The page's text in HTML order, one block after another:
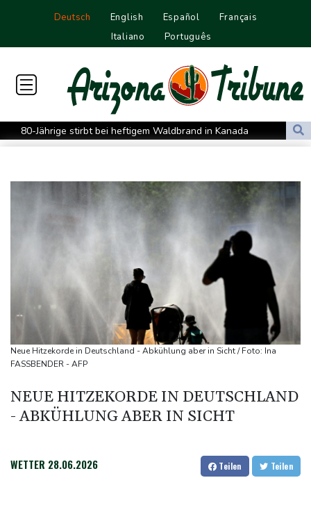
Deutsch English Español
Français
Italiano
Português
80-Jährige stirbt bei heftigem Waldbrand in Kanada
Westeuropa erlebt heißesten Juni und Juli seit Beginn der
Datenbank: 2025 starben weltweit 350 humanitäre Helfer - 186
davon im Gazastreifen
Trump verzichtet offenbar vorerst auf Angriffe auf Iran: "Halten
Trauer um Jorge Messi: Fußballstar Lionel Messi nimmt Abschied
von seinem Vater
Nowitzki trauert um ersten NBA-Coach Nelson: "RIP, Legende"
Neuer Waldbrand in Südfrankreich: Mehr als 200
Feuerwehrleute im Einsatz
Umfrage: Mehrheit der Deutschen gegen Abschaffung der
Klingbeil plant höhere Besteuerung bestimmter Vereine
Bericht: Dobrindt verdoppelt Anti-Drohnen-Einheiten der
Neue Hitzekorde in Deutschland - Abkühlung aber in Sicht / Foto: Ina
FASSBENDER - AFP
NEUE HITZEKORDE IN DEUTSCHLAND
- ABKÜHLUNG ABER IN SICHT
WETTER 28.06.2026 Teilen Teilen